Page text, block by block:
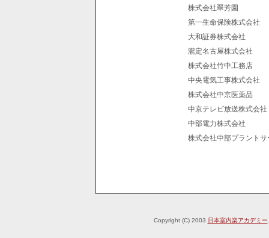
株式会社翠芳園
第一生命保険株式会社
大和証券株式会社
瀧定名古屋株式会社
株式会社竹中工務店
中央電気工事株式会社
株式会社中京医薬品
中京テレビ放送株式会社
中部電力株式会社
株式会社中部プラントサ
Copyright (C) 2003 日本室内楽アカデミー